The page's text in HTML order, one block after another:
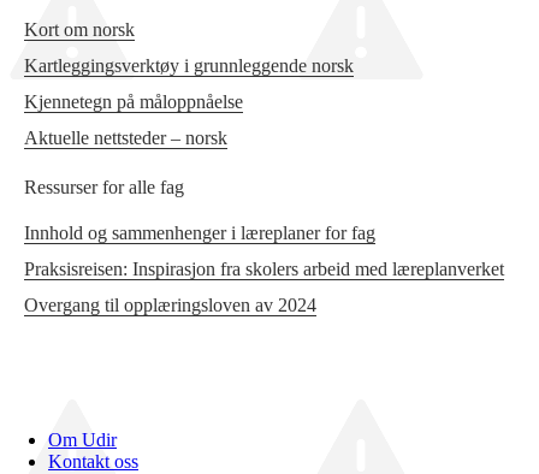
Kort om norsk
Kartleggingsverktøy i grunnleggende norsk
Kjennetegn på måloppnåelse
Aktuelle nettsteder – norsk
Ressurser for alle fag
Innhold og sammenhenger i læreplaner for fag
Praksisreisen: Inspirasjon fra skolers arbeid med læreplanverket
Overgang til opplæringsloven av 2024
Om Udir
Kontakt oss